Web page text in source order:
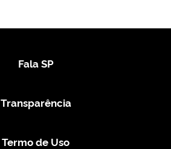
Fala SP
Transparência
Termo de Uso